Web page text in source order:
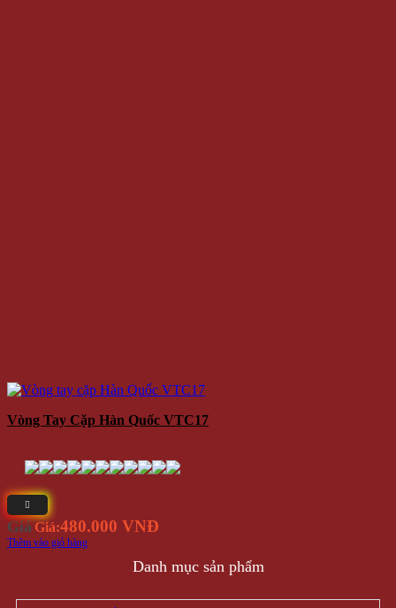
Vòng Tay Cặp Hàn Quốc VTC17
Giá Giá:480.000 VNĐ
Thêm vào giỏ hàng
Danh mục sản phẩm